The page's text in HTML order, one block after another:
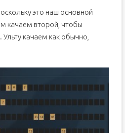
это наш основной
качаем второй, чтобы
качаем как обычно,